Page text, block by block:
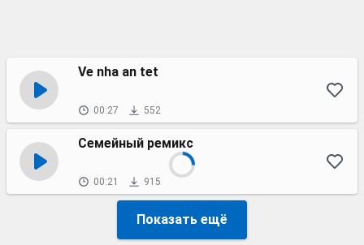
Ve nha an tet
00:27 552
Семейный ремикс
00:21 915
Показать ещё